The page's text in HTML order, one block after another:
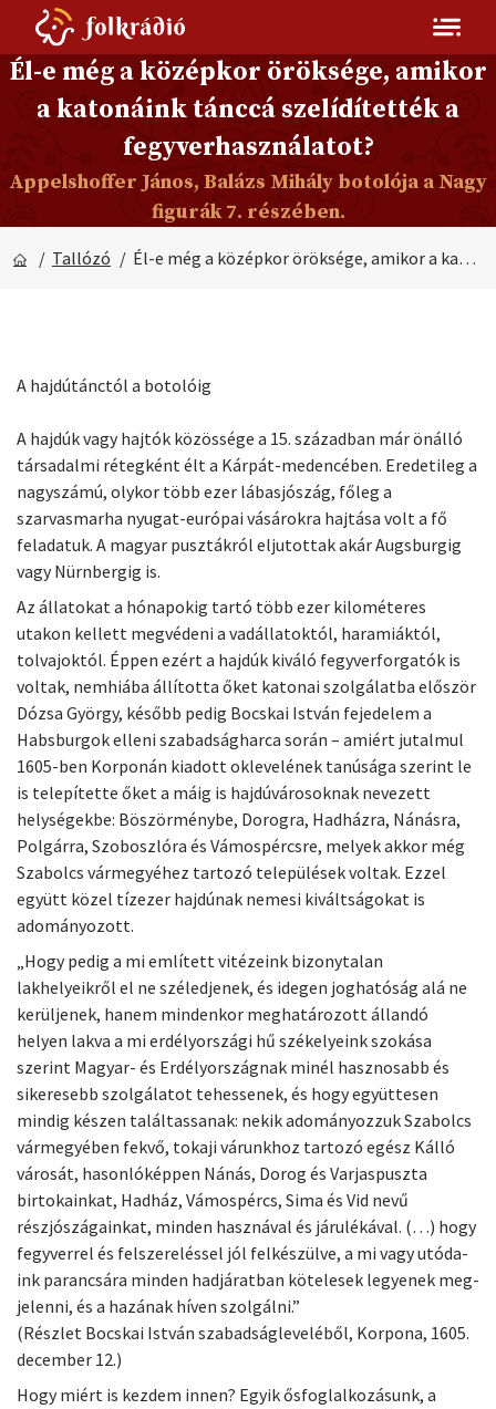
Él-e még a középkor öröksége, amikor
a katonáink tánccá szelídítették a
fegyverhasználatot?
Appelshoffer János, Balázs Mihály botolója a Nagy
figurák 7. részében.
/ Tallózó / Él-e még a középkor öröksége, amikor a katonáink tánccá szelídítették a fegyverhasználatot?
A hajdútánctól a botolóig
A hajdúk vagy hajtók közössége a 15. században már önálló
társadalmi rétegként élt a Kárpát-medencében. Eredetileg a
nagyszámú, olykor több ezer lábasjószág, főleg a
szarvasmarha nyugat-európai vásárokra hajtása volt a fő
feladatuk. A magyar pusztákról eljutottak akár Augsburgig
vagy Nürnbergig is.
Az állatokat a hónapokig tartó több ezer kilométeres
utakon kellett megvédeni a vadállatoktól, haramiáktól,
tolvajoktól. Éppen ezért a hajdúk kiváló fegyverforgatók is
voltak, nemhiába állította őket katonai szolgálatba először
Dózsa György, később pedig Bocskai István fejedelem a
Habsburgok elleni szabadságharca során – amiért jutalmul
1605-ben Korponán kiadott oklevelének tanúsága szerint le
is telepítette őket a máig is hajdúvárosoknak nevezett
helységekbe: Böszörménybe, Dorogra, Hadházra, Nánásra,
Polgárra, Szoboszlóra és Vámospércsre, melyek akkor még
Szabolcs vármegyéhez tartozó települések voltak. Ezzel
együtt közel tízezer hajdúnak nemesi kiváltságokat is
adományozott.
„Hogy pedig a mi említett vitézeink bizonytalan
lakhelyeikről el ne széledjenek, és idegen joghatóság alá ne
kerüljenek, hanem mindenkor meghatározott állandó
helyen lakva a mi erdélyországi hű székelyeink szokása
szerint Magyar- és Erdélyországnak minél hasznosabb és
sikeresebb szolgálatot tehessenek, és hogy együttesen
mindig készen találtassanak: nekik adományozzuk Szabolcs
vármegyében fekvő, tokaji várunkhoz tartozó egész Kálló
városát, hasonlóképpen Nánás, Dorog és Varjaspuszta
birtokainkat, Hadház, Vámospércs, Sima és Vid nevű
részjószágainkat, minden hasznával és járulékával. (…) hogy
fegy­ver­rel és fel­sze­re­lés­sel jól fel­ké­szül­ve, a mi vagy utó­da­
ink paran­csá­ra min­den had­já­rat­ban kö­te­le­sek le­gye­nek meg­
je­len­ni, és a ha­zá­nak hí­ven szol­gál­ni.”
(Részlet Bocskai István szabadságleveléből, Korpona, 1605.
december 12.)
Hogy miért is kezdem innen? Egyik ősfoglalkozásunk, a